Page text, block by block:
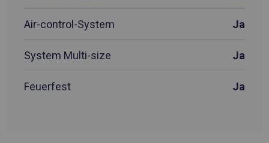
Air-control-System Ja
System Multi-size Ja
Feuerfest Ja